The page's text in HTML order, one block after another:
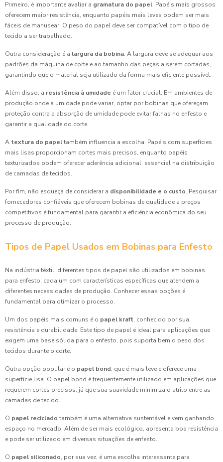
Primeiro, é importante avaliar a gramatura do papel. Papéis mais grossos
oferecem maior resistência, enquanto papéis mais leves podem ser mais
fáceis de manusear. O peso do papel deve ser compatível com o tipo de
tecido a ser trabalhado.
Outra consideração é a largura da bobina. A largura deve se adequar aos
padrões da máquina de corte e ao tamanho das peças a serem cortadas,
garantindo que o material seja utilizado da forma mais eficiente possível.
Além disso, a resistência à umidade é um fator crucial. Em ambientes de
produção onde a umidade pode variar, optar por bobinas que ofereçam
proteção contra a absorção de umidade pode evitar falhas no enfesto e
garantir a qualidade do corte.
A textura do papeltambém influencia a escolha. Papéis com superfícies
mais lisas proporcionam cortes mais precisos, enquanto papéis
texturizados podem oferecer aderência adicional, essencial na distribuição
de camadas de tecidos.
Por fim, não esqueça de considerar a disponibilidade e o custo. Pesquisar
fornecedores confiáveis que oferecem bobinas de qualidade a preços
competitivos é fundamental para garantir a eficiência econômica do seu
processo de produção.
Tipos de Papel Usados em Bobinas para Enfesto
Na indústria têxtil, diferentes tipos de papel são utilizados em bobinas
para enfesto, cada um com características específicas que atendem a
diferentes necessidades de produção. Conhecer essas opções é
fundamental para otimizar o processo.
Um dos papéis mais comuns é o papel kraft, conhecido por sua
resistência e durabilidade. Este tipo de papel é ideal para aplicações que
exigem uma base sólida para o enfesto, pois suporta bem o peso dos
tecidos durante o corte.
Outra opção popular é o papel bond, que é mais leve e oferece uma
superfície lisa. O papel bond é frequentemente utilizado em aplicações que
requerem cortes precisos, já que sua suavidade minimiza o atrito entre as
camadas de tecido.
O papel reciclado também é uma alternativa sustentável e vem ganhando
espaço no mercado. Além de ser mais ecológico, apresenta boa resistência
e pode ser utilizado em diversas situações de enfesto.
O papel siliconado, por sua vez, é uma escolha interessante para